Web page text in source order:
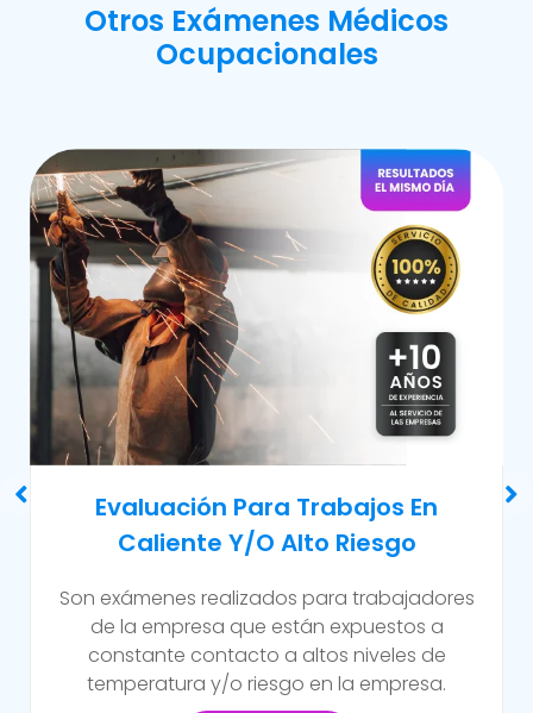
Otros Exámenes Médicos
Ocupacionales
Examen Médico Ocupacional De
Reincorporación Laboral
Este examen se realiza al colaborador que se
incorpora a la organización luego de haber
sufrido alguna incapacidad temporal propia
del trabajo.